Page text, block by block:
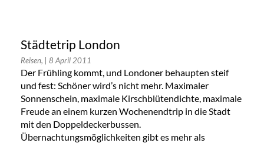
Städtetrip London
Reisen, | 8 April 2011
Der Frühling kommt, und Londoner behaupten steif
und fest: Schöner wird’s nicht mehr. Maximaler
Sonnenschein, maximale Kirschblütendichte, maximale
Freude an einem kurzen Wochenendtrip in die Stadt
mit den Doppeldeckerbussen.
Übernachtungsmöglichkeiten gibt es mehr als